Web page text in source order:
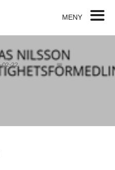
02-22
MENY